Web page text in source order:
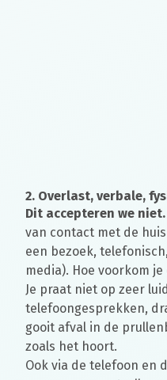
2. Overlast, verbale,
Dit accepteren we niet.
van contact met de
een bezoek,
media). Hoe voorkom
Je praat niet op zeer
telefoongesprekken,
gooit afval in de
zoals het hoort.
Ook via de telefoon en